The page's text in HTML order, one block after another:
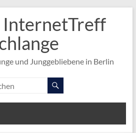
InternetTreff
und Junggebliebene in Berlin